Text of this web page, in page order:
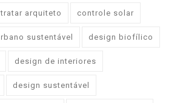
arquiteto controle solar
sustentável design biofílico
design de interiores
design sustentável